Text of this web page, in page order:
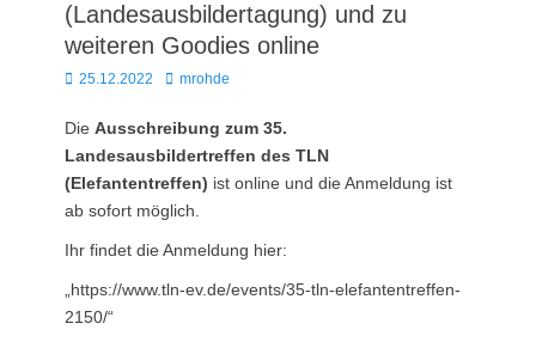
(Landesausbildertagung) und zu
weiteren Goodies online
Posted
25.12.2022 Autor
mrohde
Die Ausschreibung zum 35.
Landesausbildertreffen des TLN
(Elefantentreffen) ist online und die Anmeldung ist
ab sofort möglich.
Ihr findet die Anmeldung hier:
„https://www.tln-ev.de/events/35-tln-elefantentreffen-
2150/“